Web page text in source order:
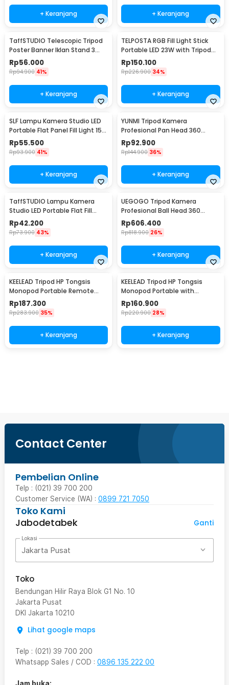
+ Keranjang + Keranjang
TaffSTUDIO Telescopic Tripod
Poster Banner Iklan Stand 3
Section - FC-281
Rp56.000
Rp94.900 41%
+ Keranjang
TELPOSTA RGB Fill Light Stick
Portable LED 23W with Tripod
2M - AZ-05
Rp150.100
Rp226.900 34%
+ Keranjang
SLF Lampu Kamera Studio LED
Portable Flat Panel Fill Light 15W
- LPL-01
Rp55.500
Rp93.900 41%
+ Keranjang
YUNMI Tripod Kamera
Profesional Pan Head 360
Panoramic 140cm - F-3366T
Rp92.900
Rp144.900 36%
+ Keranjang
TaffSTUDIO Lampu Kamera
Studio LED Portable Flat Fill
Light 8 Inch - LPL-02
Rp42.200
Rp73.900 43%
+ Keranjang
UEGOGO Tripod Kamera
Profesional Ball Head 360
Panoramic Monopod 2.05M -
C11
Rp606.400
Rp818.900 26%
+ Keranjang
KEELEAD Tripod HP Tongsis
Monopod Portable Remote
Bluetooth Fill Light - L16
Rp187.300
Rp283.900 35%
+ Keranjang
KEELEAD Tripod HP Tongsis
Monopod Portable with
Remote Bluetooth - L16
Rp160.900
Rp220.900 28%
+ Keranjang
Contact Center
Pembelian Online
Telp : (021) 39 700 200
Customer Service (WA) : 0899 721 7050
Toko Kami
Jabodetabek
Ganti
Lokasi
Jakarta Pusat
Toko
Bendungan Hilir Raya Blok G1 No. 10
Jakarta Pusat
DKI Jakarta 10210
Lihat google maps
Telp : (021) 39 700 200
Whatsapp Sales / COD : 0896 135 222 00